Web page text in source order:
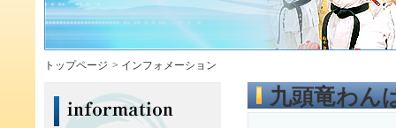
トップページ > インフォメーション
九頭竜わん